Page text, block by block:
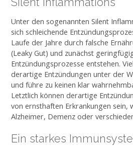
Unter den sogenannten Silent
sich schleichende
Laufe der Jahre durch falsche
(Leaky Gut) und zunächst
Entzündungsprozesse entstehen.
derartige Entzündungen unter der
und führe zu keinen klar
Letztlich können derartige
von ernsthaften Erkrankungen sein,
Alzheimer, Demenz oder
Ein starkes